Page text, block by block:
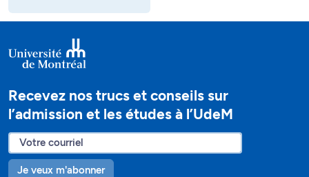
Recevez nos trucs et conseils sur
l’admission et les études à l’UdeM
Je veux m'abonner